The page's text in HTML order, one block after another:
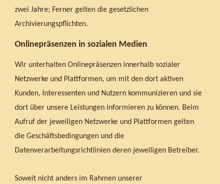
zwei Jahre; Ferner gelten die gesetzlichen
Archivierungspflichten.
Onlinepräsenzen in sozialen Medien
Wir unterhalten Onlinepräsenzen innerhalb sozialer
Netzwerke und Plattformen, um mit den dort aktiven
Kunden, Interessenten und Nutzern kommunizieren und sie
dort über unsere Leistungen informieren zu können. Beim
Aufruf der jeweiligen Netzwerke und Plattformen gelten
die Geschäftsbedingungen und die
Datenverarbeitungsrichtlinien deren jeweiligen Betreiber.
Soweit nicht anders im Rahmen unserer